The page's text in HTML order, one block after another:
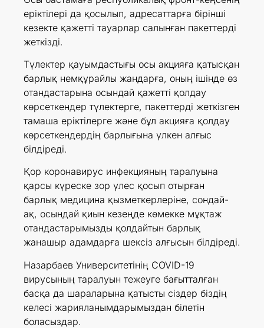
еріктілері да қосылып, адресаттарға бірінші
кезекте қажетті тауарлар салынған пакеттерді
жеткізді.
Түлектер қауымдастығы осы акцияға қатысқан
барлық немқұрайлы жандарға, оның ішінде өз
отандастарына осындай қажетті қолдау
көрсеткендер түлектерге, пакеттерді жеткізген
тамаша еріктілерге және бұл акцияға қолдау
көрсеткендердің барлығына үлкен алғыс
білдіреді.
Қор коронавирус инфекцияның таралуына
қарсы күреске зор үлес қосып отырған
барлық медицина қызметкерлеріне, сондай-
ақ, осындай қиын кезеңде көмекке мұқтаж
отандастарымызды қолдайтын барлық
жанашыр адамдарға шексіз алғысын білдіреді.
Назарбаев Университетінің COVID-19
вирусының таралуын тежеуге бағытталған
басқа да шараларына қатысты сіздер біздің
келесі жарияланымдарымыздан білетін
боласыздар.